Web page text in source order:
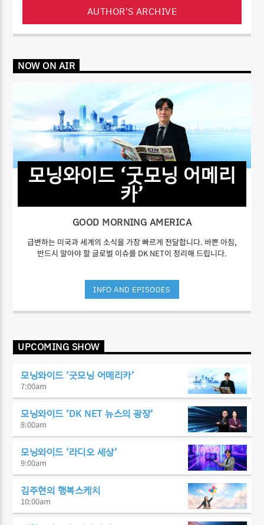
AUTHOR'S ARCHIVE
NOW ON AIR
모닝와이드 ‘굿모닝 어메리
카’
GOOD MORNING AMERICA
급변하는 미국과 세계의 소식을 가장 빠르게 전달합니다. 바쁜 아침,
반드시 알아야 할 글로벌 이슈를 DK NET이 정리해 드립니다.
INFO AND EPISODES
UPCOMING SHOW
모닝와이드 ‘굿모닝 어메리카’
7:00am
모닝와이드 ‘DK NET 뉴스의 광장’
8:00am
모닝와이드 ‘라디오 세상’
9:00am
김주현의 행복스케치
10:00am